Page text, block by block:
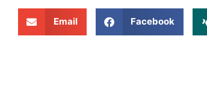
Email Facebook